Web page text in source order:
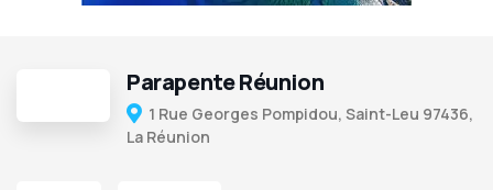
Parapente Réunion
1 Rue Georges Pompidou, Saint-Leu 97436,
La Réunion